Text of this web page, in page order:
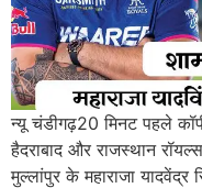
न्यू चंडीगढ़20 मिनट पहले
हैदराबाद और राजस्थान
मुल्लांपुर के महाराजा